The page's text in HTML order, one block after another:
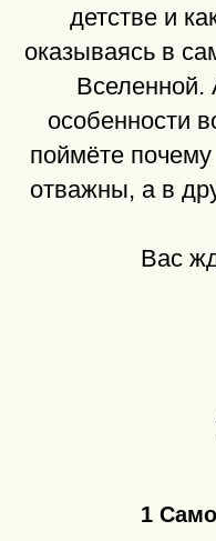
детстве и
оказываясь в
Вселенной.
особенности
поймёте
отважны, а в
Вас
1